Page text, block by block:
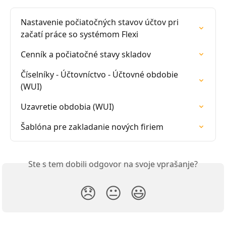
Nastavenie počiatočných stavov účtov pri
začatí práce so systémom Flexi
Cenník a počiatočné stavy skladov
Číselníky - Účtovníctvo - Účtovné obdobie
(WUI)
Uzavretie obdobia (WUI)
Šablóna pre zakladanie nových firiem
Ste s tem dobili odgovor na svoje vprašanje?
😞 😐 😃